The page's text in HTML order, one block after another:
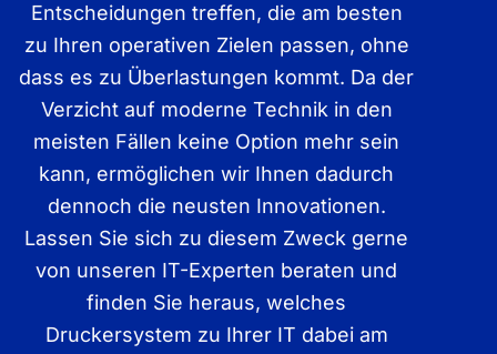
Entscheidungen treffen, die am besten
zu Ihren operativen Zielen passen, ohne
dass es zu Überlastungen kommt. Da der
Verzicht auf moderne Technik in den
meisten Fällen keine Option mehr sein
kann, ermöglichen wir Ihnen dadurch
dennoch die neusten Innovationen.
Lassen Sie sich zu diesem Zweck gerne
von unseren IT-Experten beraten und
finden Sie heraus, welches
Druckersystem zu Ihrer IT dabei am